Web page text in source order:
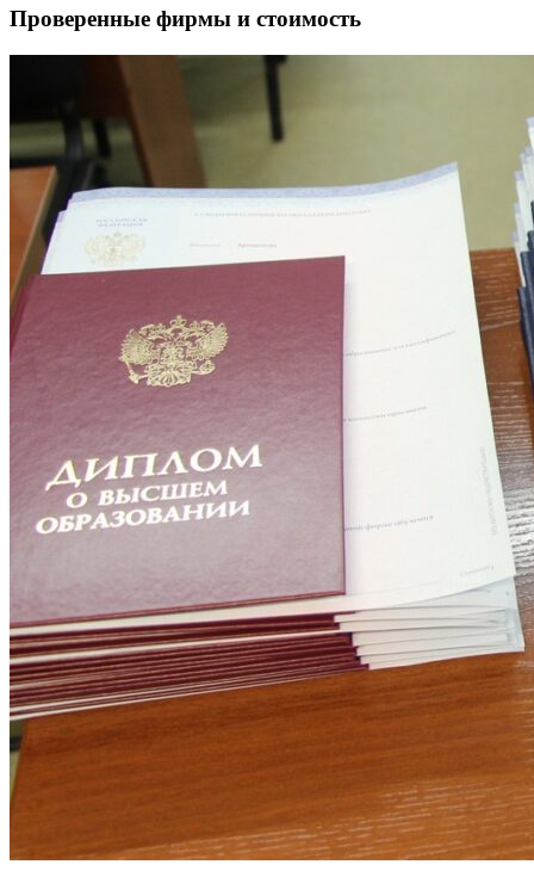
Проверенные фирмы и стоимость